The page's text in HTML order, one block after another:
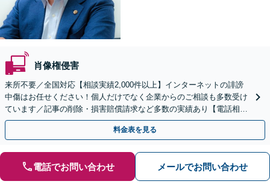
肖像権侵害
来所不要／全国対応【相談実績2,000件以上】インターネットの誹謗
中傷はお任せください！個人だけでなく企業からのご相談も多数受け
ています／記事の削除・損害賠償請求など多数の実績あり【電話相談
可】【初回相談無料】【夜間休日面談可】
料金表を見る
電話でお問い合わせ メールでお問い合わせ